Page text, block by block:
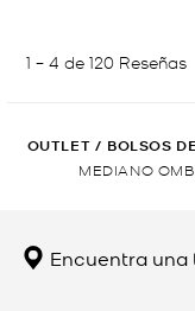
OUTLET / BOLSOS
MEDIANO
Encuentra una